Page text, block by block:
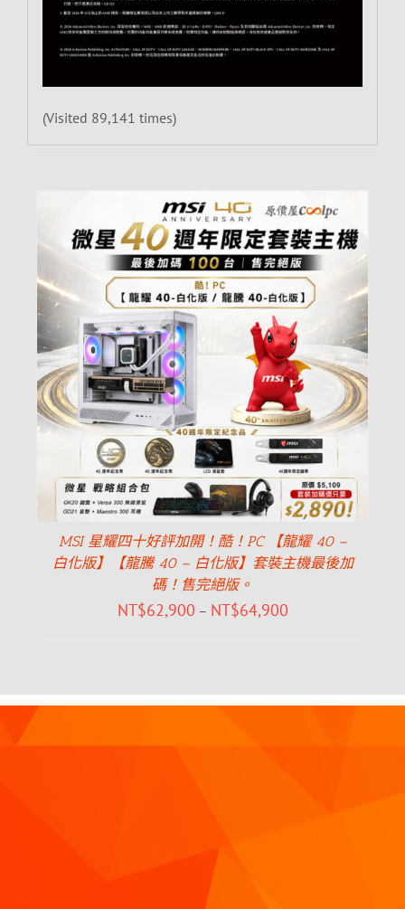
(Visited 89,141 times)
MSI 星耀四十好評加開！酷！PC 【龍耀 40 –
白化版】【龍騰 40 – 白化版】套裝主機最後加
碼！售完絕版。
NT$62,900 – NT$64,900